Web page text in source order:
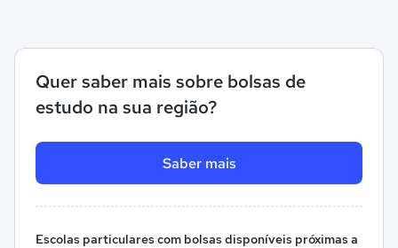
Quer saber mais sobre bolsas de
estudo na sua região?
Saber mais
Escolas particulares com bolsas disponíveis próximas a